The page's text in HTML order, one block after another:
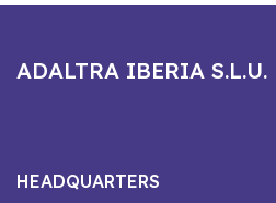
ADALTRA IBERIA S.L.U.
HEADQUARTERS